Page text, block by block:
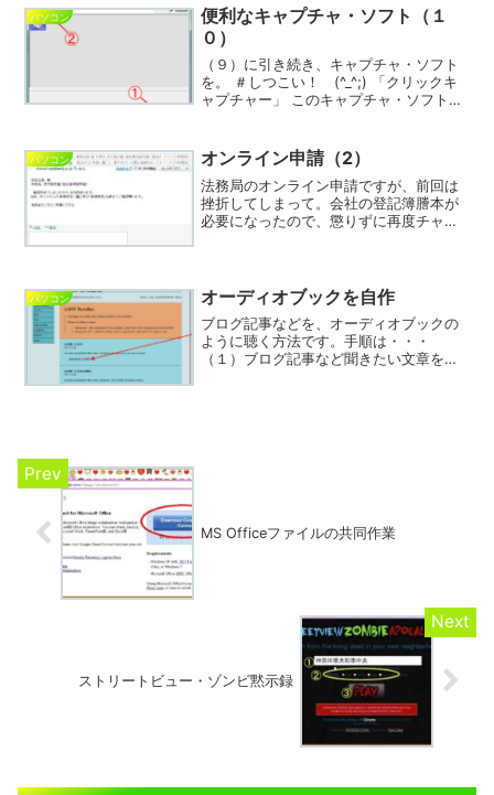
パソコン
便利なキャプチャ・ソフト（１
０）
（９）に引き続き、キャプチャ・ソフト
を。 ＃しつこい！ (^_^;) 「クリックキ
ャプチャー」 このキャプチャ・ソフトの
という点。 テキストなど、操作説明を作
成すると...
パソコン オンライン申請（2）
法務局のオンライン申請ですが、前回は
挫折してしまって。会社の登記簿謄本が
必要になったので、懲りずに再度チャレ
わからない説明を延々と読...
パソコン オーディオブックを自作
ブログ記事などを、オーディオブックの
ように聴く方法です。手順は・・・
（１）ブログ記事など聞きたい文章を、
MS Officeファイルの共同作業
ストリートビュー・ゾンビ黙示録